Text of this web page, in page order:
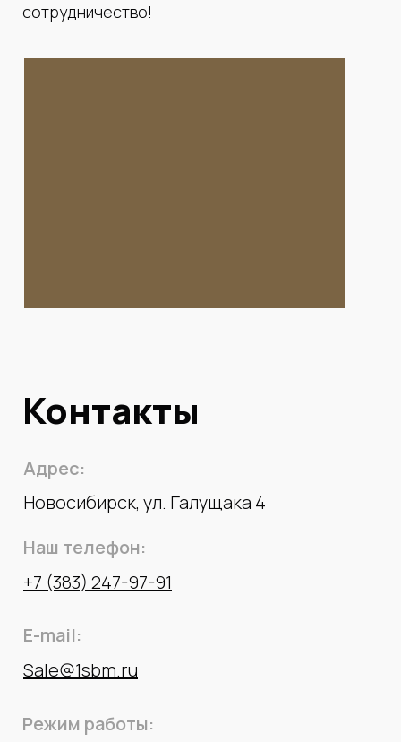
сотрудничество!
Sale@1sbm.ru
+7 (383) 247-97-91
Новосибирск, ул. Галущака 4
Режим работы:
E-mail:
Наш телефон:
Адрес:
Контакты